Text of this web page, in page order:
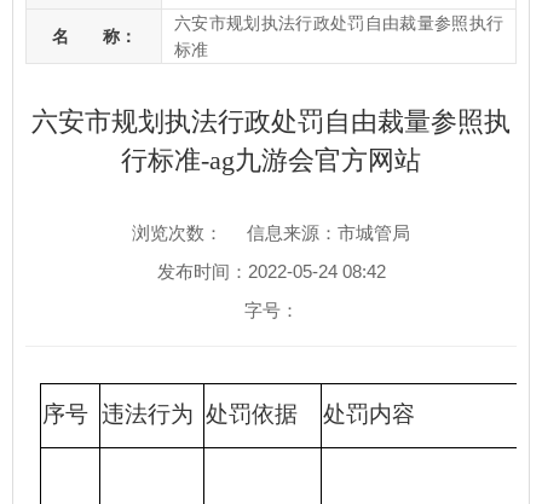
名 称：
六安市规划执法行政处罚自由裁量参照执行
标准
六安市规划执法行政处罚自由裁量参照执
行标准-ag九游会官方网站
浏览次数：
信息来源：市城管局
发布时间：2022-05-24 08:42
字号：
序号 违法行为 处罚依据 处罚内容